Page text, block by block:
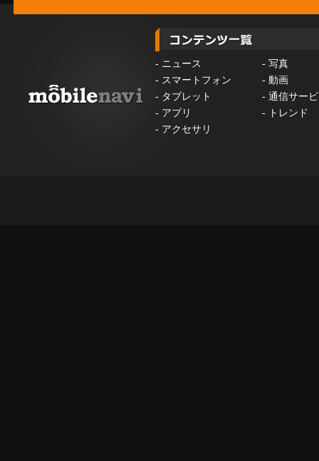
- ニュース - 写真
- スマートフォン - 動画
- タブレット - 通信サー
- アプリ -
トレンド
- アクセサリ